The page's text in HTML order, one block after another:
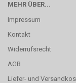
MEHR ÜBER...
Impressum
Kontakt
Widerrufsrecht
AGB
Liefer- und